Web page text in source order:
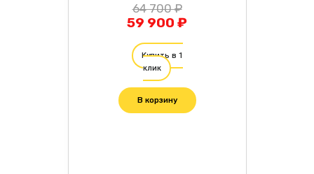
64 700 ₽
59 900 ₽
Купить в 1
клик
В корзину